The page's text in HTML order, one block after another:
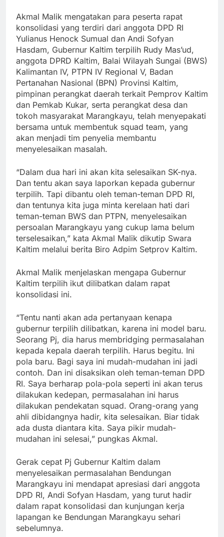
Akmal Malik mengatakan para peserta rapat
konsolidasi yang terdiri dari anggota DPD RI
Yulianus Henock Sumual dan Andi Sofyan
Hasdam, Gubernur Kaltim terpilih Rudy Mas’ud,
anggota DPRD Kaltim, Balai Wilayah Sungai (BWS)
Kalimantan IV, PTPN IV Regional V, Badan
Pertanahan Nasional (BPN) Provinsi Kaltim,
pimpinan perangkat daerah terkait Pemprov Kaltim
dan Pemkab Kukar, serta perangkat desa dan
tokoh masyarakat Marangkayu, telah menyepakati
bersama untuk membentuk squad team, yang
akan menjadi tim penyelia membantu
menyelesaikan masalah.
“Dalam dua hari ini akan kita selesaikan SK-nya.
Dan tentu akan saya laporkan kepada gubernur
terpilih. Tapi dibantu oleh teman-teman DPD RI,
dan tentunya kita juga minta kerelaan hati dari
teman-teman BWS dan PTPN, menyelesaikan
persoalan Marangkayu yang cukup lama belum
terselesaikan,” kata Akmal Malik dikutip Swara
Kaltim melalui berita Biro Adpim Setprov Kaltim.
Akmal Malik menjelaskan mengapa Gubernur
Kaltim terpilih ikut dilibatkan dalam rapat
konsolidasi ini.
“Tentu nanti akan ada pertanyaan kenapa
gubernur terpilih dilibatkan, karena ini model baru.
Seorang Pj, dia harus membridging permasalahan
kepada kepala daerah terpilih. Harus begitu. Ini
pola baru. Bagi saya ini mudah-mudahan ini jadi
contoh. Dan ini disaksikan oleh teman-teman DPD
RI. Saya berharap pola-pola seperti ini akan terus
dilakukan kedepan, permasalahan ini harus
dilakukan pendekatan squad. Orang-orang yang
ahli dibidangnya hadir, kita selesaikan. Biar tidak
ada dusta diantara kita. Saya pikir mudah-
mudahan ini selesai,” pungkas Akmal.
Gerak cepat Pj Gubernur Kaltim dalam
menyelesaikan permasalahan Bendungan
Marangkayu ini mendapat apresiasi dari anggota
DPD RI, Andi Sofyan Hasdam, yang turut hadir
dalam rapat konsolidasi dan kunjungan kerja
lapangan ke Bendungan Marangkayu sehari
sebelumnya.